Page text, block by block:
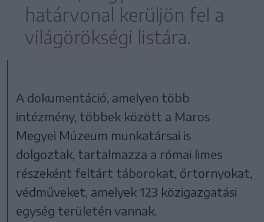
határvonal kerüljön fel a
világörökségi listára.
A dokumentáció, amelyen több
intézmény, többek között a Maros
Megyei Múzeum munkatársai is
dolgoztak, tartalmazza a római limes
részeként feltárt táborokat, őrtornyokat,
védműveket, amelyek 123 közigazgatási
egység területén vannak.